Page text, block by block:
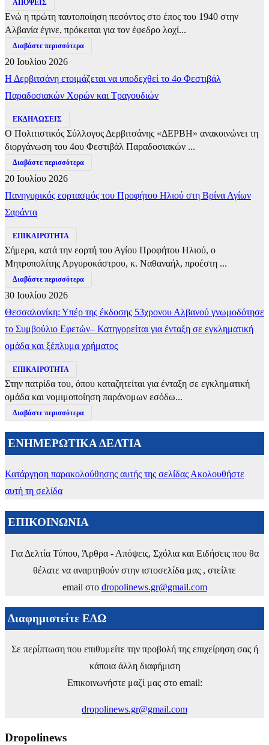
ΑΠΟΨΕΙΣ
Ενώ η πρώτη ταυτοποίηση πεσόντος στο έπος του 1940 στην
Αλβανία έγινε, πρόκειται για τον έφεδρο λοχί...
Διαβάστε περισσότερα
20 Ιουλίου 2026
Η Δερβιτσάνη ετοιμάζεται να υποδεχθεί το 4ο Φεστιβάλ
Παραδοσιακών Χορών και Τραγουδιών
ΕΚΔΗΛΩΣΕΙΣ
Ο Πολιτιστικός Σύλλογος Δερβιτσάνης «ΔΕΡΒΗ» ανακοινώνει τη
διοργάνωση του 4ου Φεστιβάλ Παραδοσιακών ...
Διαβάστε περισσότερα
20 Ιουλίου 2026
Πανηγυρικός εορτασμός του Προφήτου Ηλιού στη Βρίνα Αγίων
Σαράντα
ΕΠΙΚΑΙΡΟΤΗΤΑ
Σήμερα, κατά την εορτή του Αγίου Προφήτου Ηλιού, ο
Μητροπολίτης Αργυροκάστρου, κ. Ναθαναήλ, προέστη ...
Διαβάστε περισσότερα
30 Ιουλίου 2026
Θεσσαλονίκη: Υπέρ της έκδοσης 53χρονου Αλβανού γνωμοδότησε
το Συμβούλιο Εφετών– Κατηγορείται για ένταξη σε εγκληματική
ομάδα και ξέπλυμα χρήματος
ΕΠΙΚΑΙΡΟΤΗΤΑ
Στην πατρίδα του, όπου καταζητείται για ένταξη σε εγκληματική
ομάδα και νομιμοποίηση παράνομων εσόδω...
Διαβάστε περισσότερα
ΕΝΗΜΕΡΩΤΙΚΑ ΔΕΛΤΙΑ
Κατάργηση παρακολούθησης αυτής της σελίδαςΑκολουθήστε
αυτή τη σελίδα
ΕΠΙΚΟΙΝΩΝΙΑ
Για Δελτία Τύπου, Άρθρα - Απόψεις, Σχόλια και Ειδήσεις που θα
θέλατε να αναρτηθούν στην ιστοσελίδα μας , στείλτε
email στο dropolinews.gr@gmail.com
Διαφημιστείτε ΕΔΩ
Σε περίπτωση που επιθυμείτε την προβολή της επιχείρηση σας ή
κάποια άλλη διαφήμιση
Επικοινωνήστε μαζί μας στο email:
dropolinews.gr@gmail.com
Dropolinews